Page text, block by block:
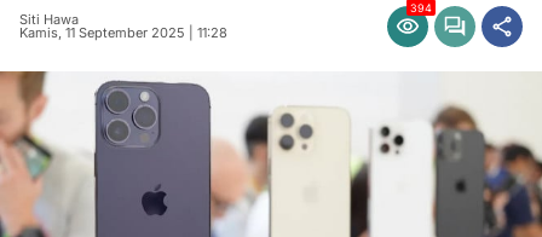
Siti Hawa
Kamis, 11 September 2025 | 11:28
394